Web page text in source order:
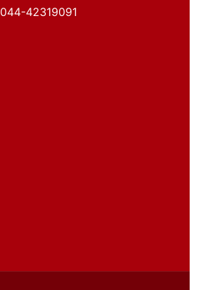
044-42319091